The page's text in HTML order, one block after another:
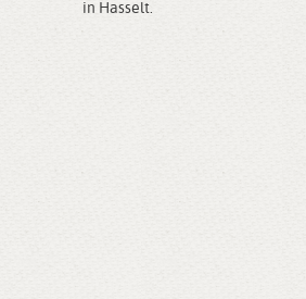
in Hasselt.